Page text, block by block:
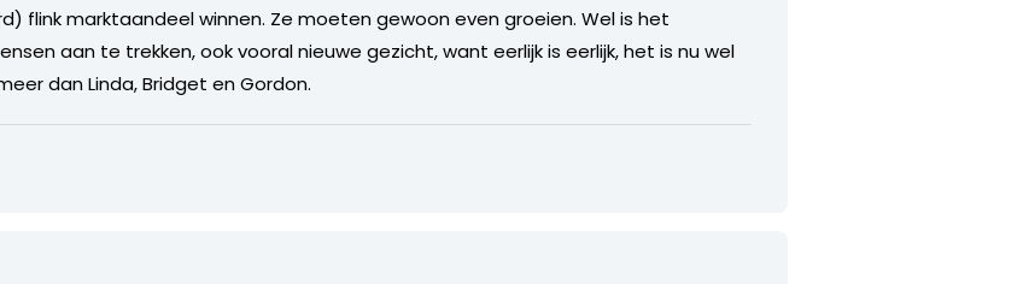
flink marktaandeel winnen. Ze moeten gewoon even groeien. Wel is het
aan te trekken, ook vooral nieuwe gezicht, want eerlijk is eerlijk, het is nu wel
dan Linda, Bridget en Gordon.